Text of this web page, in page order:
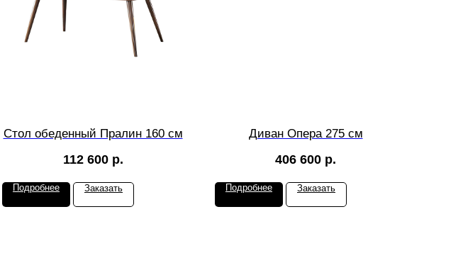
Стол обеденный Пралин 160 см
112 600 р.
Подробнее Заказать
Диван Опера 275 см
406 600 р.
Подробнее Заказать